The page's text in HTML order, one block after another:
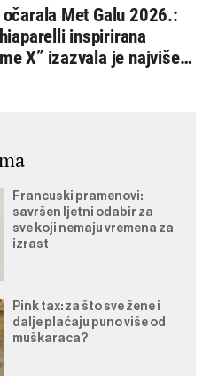
Met Galu 2026.:
inspirirana
X” izazvala je najviše
Francuski pramenovi:
savršen ljetni odabir za
sve koji nemaju vremena za
izrast
Pink tax: za što sve žene i
dalje plaćaju puno više od
muškaraca?